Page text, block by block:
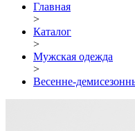
Главная
>
Каталог
>
Мужская одежда
>
Весенне-